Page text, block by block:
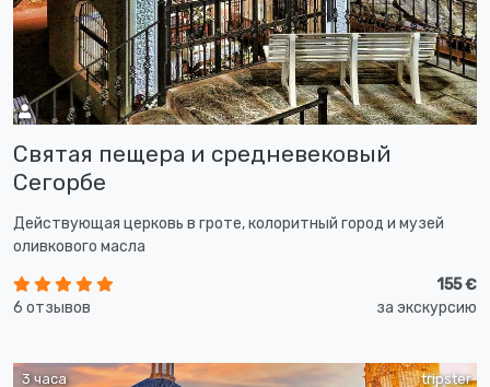
Святая пещера и средневековый
Сегорбе
Действующая церковь в гроте, колоритный город и музей
оливкового масла
6 отзывов
155 €
за экскурсию
tripster
3 часа